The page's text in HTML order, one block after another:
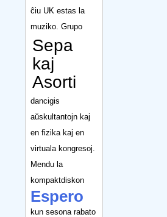
ĉiu UK estas la
muziko. Grupo
Sepa
kaj
Asorti
dancigis
aŭskultantojn kaj
en fizika kaj en
virtuala kongresoj.
Mendu la
kompaktdiskon
Espero
kun sesona rabato